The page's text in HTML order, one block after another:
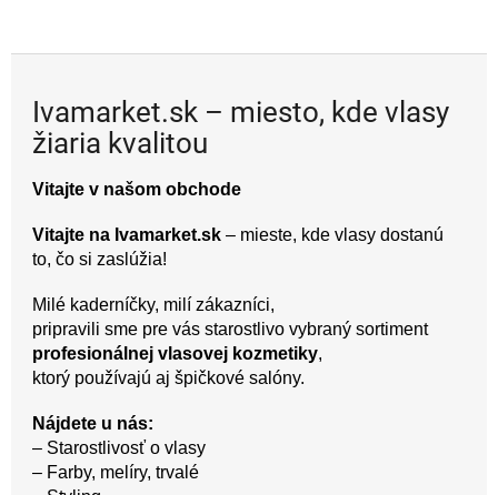
úplne bez poplatku.
Ivamarket.sk – miesto, kde vlasy
žiaria kvalitou
Vitajte v našom obchode
Vitajte na Ivamarket.sk – mieste, kde vlasy dostanú
to, čo si zaslúžia!
Milé kaderníčky, milí zákazníci,
pripravili sme pre vás starostlivo vybraný sortiment
profesionálnej vlasovej kozmetiky,
ktorý používajú aj špičkové salóny.
Nájdete u nás:
– Starostlivosť o vlasy
– Farby, melíry, trvalé